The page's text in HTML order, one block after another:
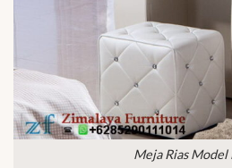
Meja Rias Model